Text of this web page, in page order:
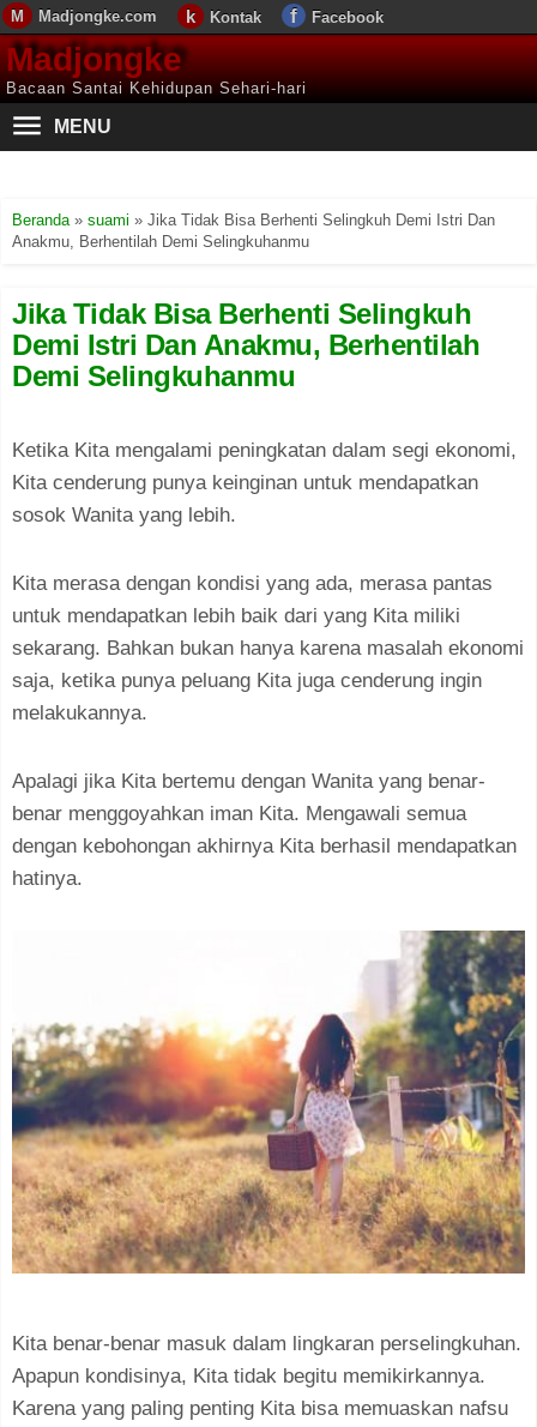
Madjongke.com Kontak Facebook
Madjongke
Bacaan Santai Kehidupan Sehari-hari
MENU
Beranda» suami » Jika Tidak Bisa Berhenti Selingkuh Demi Istri Dan
Anakmu, Berhentilah Demi Selingkuhanmu
Jika Tidak Bisa Berhenti Selingkuh
Demi Istri Dan Anakmu, Berhentilah
Demi Selingkuhanmu
Ketika Kita mengalami peningkatan dalam segi ekonomi,
Kita cenderung punya keinginan untuk mendapatkan
sosok Wanita yang lebih.
Kita merasa dengan kondisi yang ada, merasa pantas
untuk mendapatkan lebih baik dari yang Kita miliki
sekarang. Bahkan bukan hanya karena masalah ekonomi
saja, ketika punya peluang Kita juga cenderung ingin
melakukannya.
Apalagi jika Kita bertemu dengan Wanita yang benar-
benar menggoyahkan iman Kita. Mengawali semua
dengan kebohongan akhirnya Kita berhasil mendapatkan
hatinya.
Kita benar-benar masuk dalam lingkaran perselingkuhan.
Apapun kondisinya, Kita tidak begitu memikirkannya.
Karena yang paling penting Kita bisa memuaskan nafsu